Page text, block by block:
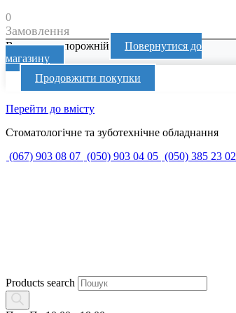
0
Замовлення
Ваш кошик порожній
Повернутися до
магазину
Продовжити покупки
Перейти до вмісту
Стоматологічне та зуботехнічне обладнання
(067) 903 08 07 (050) 903 04 05 (050) 385 23 02
Products search